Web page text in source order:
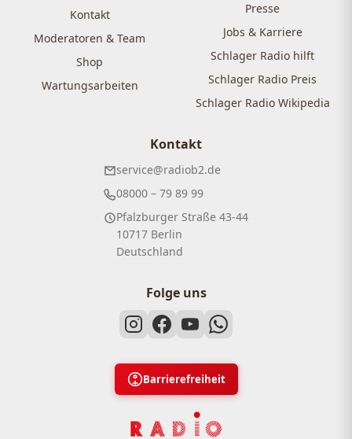
Kontakt
Moderatoren & Team
Shop
Wartungsarbeiten
Presse
Jobs & Karriere
Schlager Radio hilft
Schlager Radio Preis
Schlager Radio Wikipedia
Kontakt
service@radiob2.de
08000 – 79 89 99
Pfalzburger Straße 43-44
10717 Berlin
Deutschland
Folge uns
Barrierefreiheit